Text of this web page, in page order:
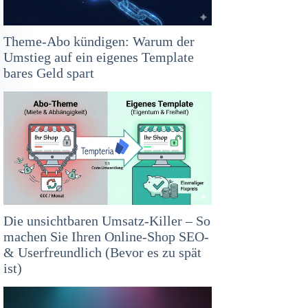
Theme-Abo kündigen: Warum der
Umstieg auf ein eigenes Template
bares Geld spart
Die unsichtbaren Umsatz-Killer – So
machen Sie Ihren Online-Shop SEO-
& Userfreundlich (Bevor es zu spät
ist)